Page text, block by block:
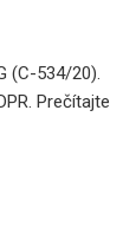
(C-534/20).
Prečítajte